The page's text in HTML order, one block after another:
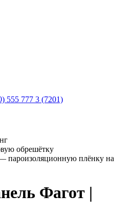
555 777 3 (7201)
обрешётку
пароизоляционную плёнку на
Фагот |